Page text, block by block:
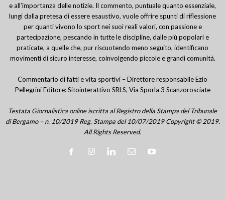
e all’importanza delle notizie. Il commento, puntuale quanto essenziale,
lungi dalla pretesa di essere esaustivo, vuole offrire spunti di riflessione
per quanti vivono lo sport nei suoi reali valori, con passione e
partecipazione, pescando in tutte le discipline, dalle più popolari e
praticate, a quelle che, pur riscuotendo meno seguito, identificano
movimenti di sicuro interesse, coinvolgendo piccole e grandi comunità.
Commentario di fatti e vita sportivi – Direttore responsabile Ezio
Pellegrini Editore: Sitointerattivo SRLS, Via Sporla 3 Scanzorosciate
Testata Giornalistica online iscritta al Registro della Stampa del Tribunale
di Bergamo – n. 10/2019 Reg. Stampa del 10/07/2019 Copyright © 2019.
All Rights Reserved.